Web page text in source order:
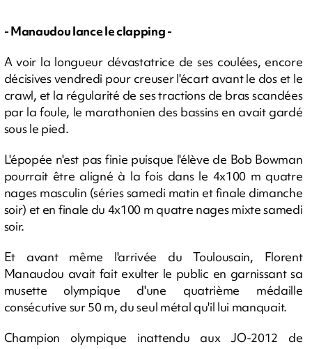
- Manaudou lance le clapping -
A voir la longueur dévastatrice de ses coulées, encore
décisives vendredi pour creuser l'écart avant le dos et le
crawl, et la régularité de ses tractions de bras scandées
par la foule, le marathonien des bassins en avait gardé
sous le pied.
L'épopée n'est pas finie puisque l'élève de Bob Bowman
pourrait être aligné à la fois dans le 4x100 m quatre
nages masculin (séries samedi matin et finale dimanche
soir) et en finale du 4x100 m quatre nages mixte samedi
soir.
Et avant même l'arrivée du Toulousain, Florent
Manaudou avait fait exulter le public en garnissant sa
musette olympique d'une quatrième médaille
consécutive sur 50 m, du seul métal qu'il lui manquait.
Champion olympique inattendu aux JO-2012 de